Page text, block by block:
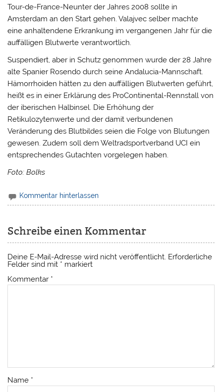
Tour-de-France-Neunter der Jahres 2008 sollte in
Amsterdam an den Start gehen. Valajvec selber machte
eine anhaltendene Erkrankung im vergangenen Jahr für die
auffälligen Blutwerte verantwortlich.
Suspendiert, aber in Schutz genommen wurde der 28 Jahre
alte Spanier Rosendo durch seine Andalucia-Mannschaft.
Hämorrhoiden hätten zu den auffälligen Blutwerten geführt,
heißt es in einer Erklärung des ProContinental-Rennstall von
der iberischen Halbinsel. Die Erhöhung der
Retikulozytenwerte und der damit verbundenen
Veränderung des Blutbildes seien die Folge von Blutungen
gewesen. Zudem soll dem Weltradsportverband UCI ein
entsprechendes Gutachten vorgelegen haben.
Foto: Bolks
Kommentar hinterlassen
Schreibe einen Kommentar
Deine E-Mail-Adresse wird nicht veröffentlicht. Erforderliche
Felder sind mit * markiert
Kommentar *
Name *